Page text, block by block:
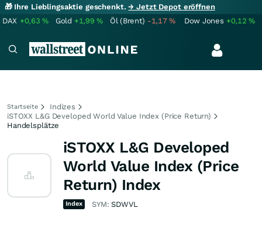
🎁 Ihre Lieblingsaktie geschenkt.→ Jetzt Depot eröffnen
DAX +0,63% Gold +1,99% Öl (Brent) -1,17% Dow Jones +0,12%
Startseite
Indizes
iSTOXX L&G Developed World Value Index (Price Return)
Handelsplätze
iSTOXX L&G Developed
World Value Index (Price
Return) Index
Index SYM:SDWVL